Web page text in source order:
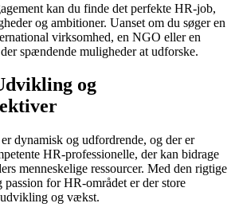
kan du finde det perfekte HR-job,
og ambitioner. Uanset om du søger en
virksomhed, en NGO eller en
spændende muligheder at udforske.
og
dynamisk og udfordrende, og der er
HR-professionelle, der kan bidrage
menneskelige ressourcer. Med den rigtige
passion for HR-området er der store
og vækst.